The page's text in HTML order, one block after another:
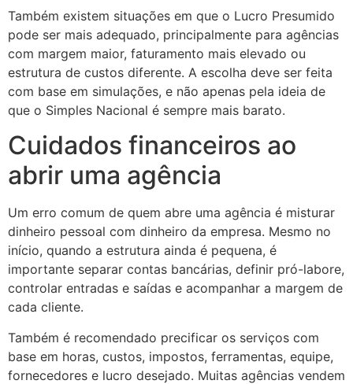
Também existem situações em que o Lucro Presumido
pode ser mais adequado, principalmente para agências
com margem maior, faturamento mais elevado ou
estrutura de custos diferente. A escolha deve ser feita
com base em simulações, e não apenas pela ideia de
que o Simples Nacional é sempre mais barato.
Cuidados financeiros ao
abrir uma agência
Um erro comum de quem abre uma agência é misturar
dinheiro pessoal com dinheiro da empresa. Mesmo no
início, quando a estrutura ainda é pequena, é
importante separar contas bancárias, definir pró-labore,
controlar entradas e saídas e acompanhar a margem de
cada cliente.
Também é recomendado precificar os serviços com
base em horas, custos, impostos, ferramentas, equipe,
fornecedores e lucro desejado. Muitas agências vendem